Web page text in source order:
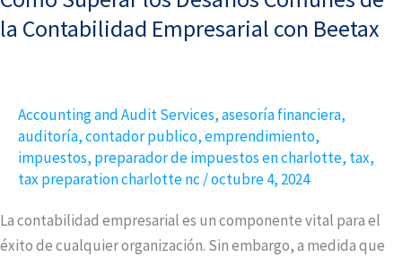
la Contabilidad Empresarial con Beetax
Accounting and Audit Services,asesoría financiera,
auditoría,contador publico,emprendimiento,
impuestos, preparador de impuestos en charlotte, tax,
tax preparation charlotte nc /octubre 4, 2024
La contabilidad empresarial es un componente vital para el
éxito de cualquier organización. Sin embargo, a medida que
Superar
Contabilidad
con
Beetax